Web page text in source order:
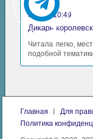
Аида
06 май 10:49
Читала легко,
подобной
Главная
Для
Политика